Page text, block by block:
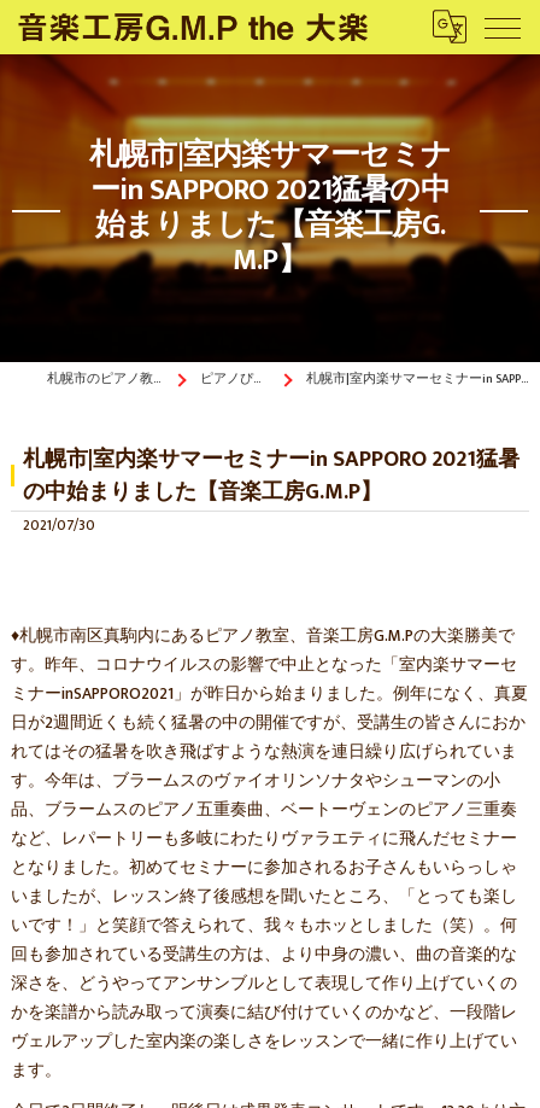
札幌市|室内楽サマーセミナ
ーin SAPPORO 2021猛暑の中
始まりました【音楽工房G.
M.P】
札幌市のピアノ教室は音楽工房G.M.P the 大楽 ピアノぴあ〜の《ブログ》 札幌市|室内楽サマーセミナーin SAPPORO 2021猛暑の中始まりました【音楽工房G.M.P】
札幌市|室内楽サマーセミナーin SAPPORO 2021猛暑
の中始まりました【音楽工房G.M.P】
2021/07/30
♦札幌市南区真駒内にあるピアノ教室、音楽工房G.M.Pの大楽勝美で
す。昨年、コロナウイルスの影響で中止となった「室内楽サマーセ
ミナーinSAPPORO2021」が昨日から始まりました。例年になく、真夏
日が2週間近くも続く猛暑の中の開催ですが、受講生の皆さんにおか
れてはその猛暑を吹き飛ばすような熱演を連日繰り広げられていま
す。今年は、ブラームスのヴァイオリンソナタやシューマンの小
品、ブラームスのピアノ五重奏曲、ベートーヴェンのピアノ三重奏
など、レパートリーも多岐にわたりヴァラエティに飛んだセミナー
となりました。初めてセミナーに参加されるお子さんもいらっしゃ
いましたが、レッスン終了後感想を聞いたところ、「とっても楽し
いです！」と笑顔で答えられて、我々もホッとしました（笑）。何
回も参加されている受講生の方は、より中身の濃い、曲の音楽的な
深さを、どうやってアンサンブルとして表現して作り上げていくの
かを楽譜から読み取って演奏に結び付けていくのかなど、一段階レ
ヴェルアップした室内楽の楽しさをレッスンで一緒に作り上げてい
ます。